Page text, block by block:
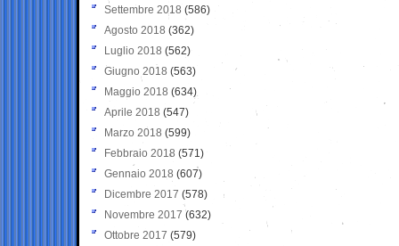
Settembre 2018 (586)
Agosto 2018 (362)
Luglio 2018 (562)
Giugno 2018 (563)
Maggio 2018 (634)
Aprile 2018 (547)
Marzo 2018 (599)
Febbraio 2018 (571)
Gennaio 2018 (607)
Dicembre 2017 (578)
Novembre 2017 (632)
Ottobre 2017 (579)